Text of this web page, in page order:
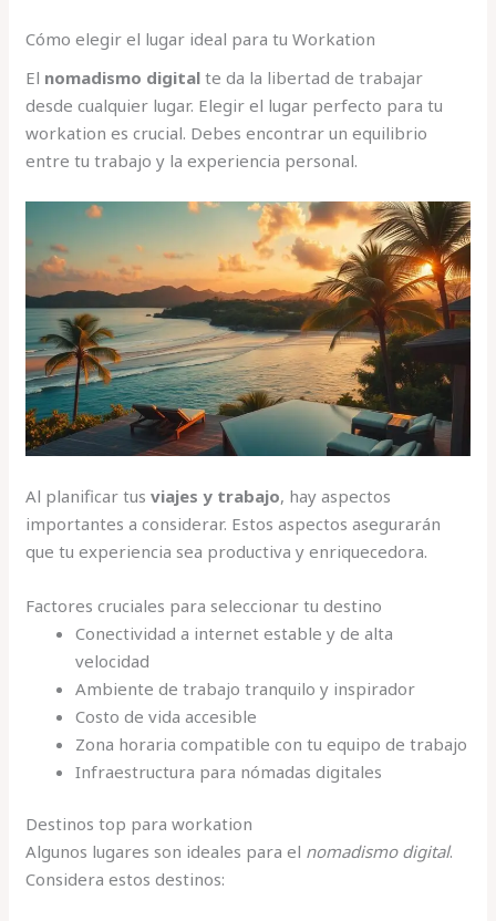
Cómo elegir el lugar ideal para tu Workation
El nomadismo digital te da la libertad de trabajar
desde cualquier lugar. Elegir el lugar perfecto para tu
workation es crucial. Debes encontrar un equilibrio
entre tu trabajo y la experiencia personal.
Al planificar tusviajes y trabajo, hay aspectos
importantes a considerar. Estos aspectos asegurarán
que tu experiencia sea productiva y enriquecedora.
Factores cruciales para seleccionar tu destino
Conectividad a internet estable y de alta
velocidad
Ambiente de trabajo tranquilo y inspirador
Costo de vida accesible
Zona horaria compatible con tu equipo de trabajo
Infraestructura para nómadas digitales
Destinos top para workation
Algunos lugares son ideales para el nomadismo digital.
Considera estos destinos: